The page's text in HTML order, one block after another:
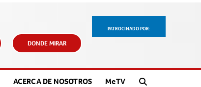
PATROCINADO POR:
DONDE MIRAR
ACERCA DE NOSOTROS MeTV